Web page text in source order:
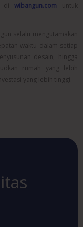
di wibangun.com
untuk
selalu mengutamakan
waktu dalam setiap
desain, hingga
rumah yang lebih
yang lebih tinggi.